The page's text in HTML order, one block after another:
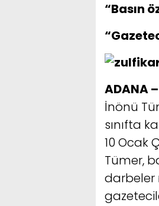
“Basın
ADANA –
İnönü
sınıfta
10 Ocak
Tümer,
darbeler